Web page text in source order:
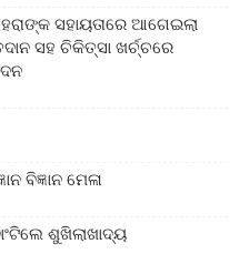
ସହାୟତାରେ ଆଗେଇଲା
ସହ ଚିକିତ୍ସା ଖର୍ଚ୍ଚରେ
ବିଜ୍ଞାନ ମେଳା
ଶୁଖିଲାଖାଦ୍ୟ